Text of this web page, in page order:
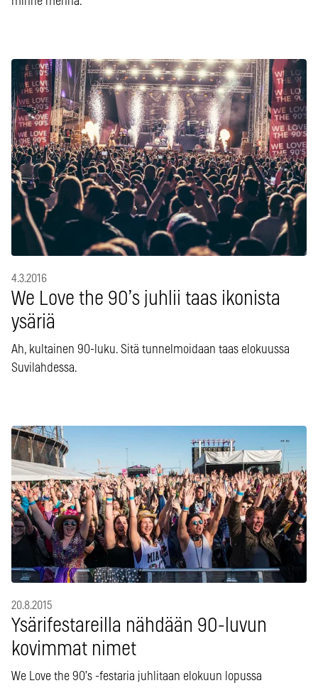
4.3.2016
We Love the 90’s juhlii taas ikonista
ysäriä
Ah, kultainen 90-luku. Sitä tunnelmoidaan taas elokuussa
Suvilahdessa.
20.8.2015
Ysärifestareilla nähdään 90-luvun
kovimmat nimet
We Love the 90’s -festaria juhlitaan elokuun lopussa